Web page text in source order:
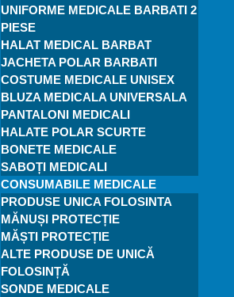
UNIFORME MEDICALE BARBATI 2
PIESE
HALAT MEDICAL BARBAT
JACHETA POLAR BARBATI
COSTUME MEDICALE UNISEX
BLUZA MEDICALA UNIVERSALA
PANTALONI MEDICALI
HALATE POLAR SCURTE
BONETE MEDICALE
SABOȚI MEDICALI
CONSUMABILE MEDICALE
PRODUSE UNICA FOLOSINTA
MĂNUȘI PROTECȚIE
MĂȘTI PROTECȚIE
ALTE PRODUSE DE UNICĂ
FOLOSINȚĂ
SONDE MEDICALE